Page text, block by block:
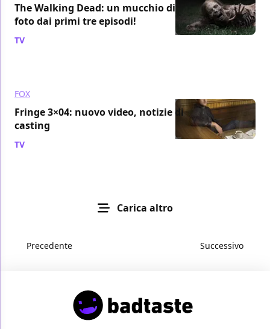
The Walking Dead: un mucchio di
foto dai primi tre episodi!
TV
FOX
Fringe 3×04: nuovo video, notizie di
casting
TV
Carica altro
Precedente Successivo